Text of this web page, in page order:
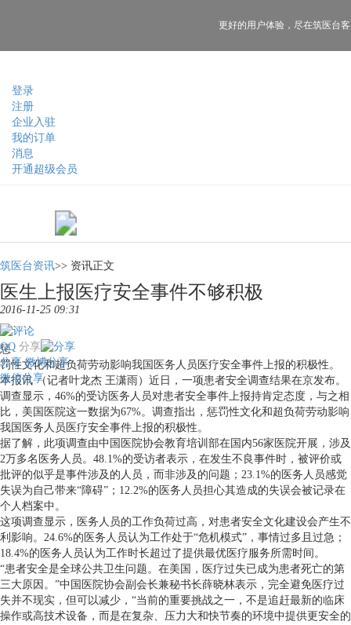
登录
注册
企业入驻
我的订单
消息
开通超级会员
更好的用户体验， 尽在筑医台
筑医台资讯>> 资讯正文
医生上报医疗安全事件不够积极
2016-11-25 09:31
分享
QQ
分享 微博分享
微信分享
惩
罚性文化和超负荷劳动影响我国医务人员医疗安全事件上报的积极性。
本报讯 （记者叶龙杰 王潇雨）近日，一项患者安全调查结果在京发布。
调查显示，46%的受访医务人员对患者安全事件上报持肯定态度，与之相
比，美国医院这一数据为67%。调查指出，惩罚性文化和超负荷劳动影响
我国医务人员医疗安全事件上报的积极性。
据了解，此项调查由中国医院协会教育培训部在国内56家医院开展，涉及
2万多名医务人员。48.1%的受访者表示，在发生不良事件时，被评价或
批评的似乎是事件涉及的人员，而非涉及的问题；23.1%的医务人员感觉
失误为自己带来“障碍”；12.2%的医务人员担心其造成的失误会被记录在
个人档案中。
这项调查显示，医务人员的工作负荷过高，对患者安全文化建设会产生不
利影响。24.6%的医务人员认为工作处于“危机模式”，事情过多且过急；
18.4%的医务人员认为工作时长超过了提供最优医疗服务所需时间。
“患者安全是全球公共卫生问题。在美国，医疗过失已成为患者死亡的第
三大原因。”中国医院协会副会长兼秘书长薛晓林表示，完全避免医疗过
失并不现实，但可以减少，“当前的重要挑战之一，不是追赶最新的临床
操作或高技术设备，而是在复杂、压力大和快节奏的环境中提供更安全的